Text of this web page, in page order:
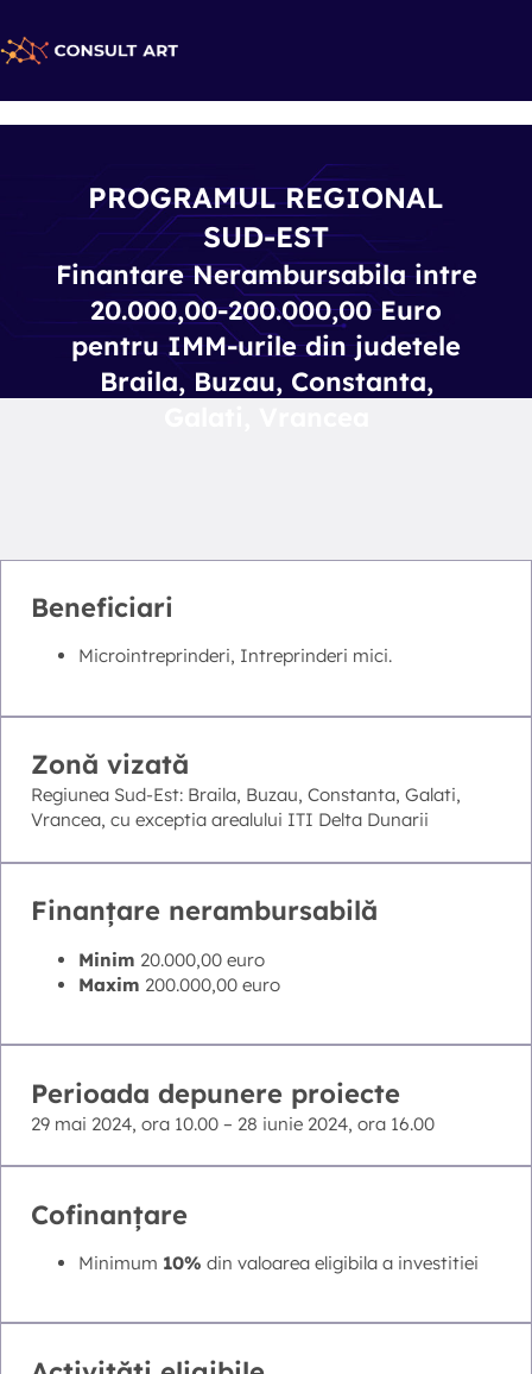
PROGRAMUL REGIONAL
SUD-EST
Finantare Nerambursabila intre
20.000,00-200.000,00 Euro
pentru IMM-urile din judetele
Braila, Buzau, Constanta,
Beneficiari
Microintreprinderi, Intreprinderi mici.
Zonă vizată
Regiunea Sud-Est: Braila, Buzau, Constanta, Galati,
Vrancea, cu exceptia arealului ITI Delta Dunarii
Finanțare nerambursabilă
Minim 20.000,00 euro
Maxim 200.000,00 euro
Perioada depunere proiecte
29 mai 2024, ora 10.00 – 28 iunie 2024, ora 16.00
Cofinanțare
Minimum 10% din valoarea eligibila a investitiei